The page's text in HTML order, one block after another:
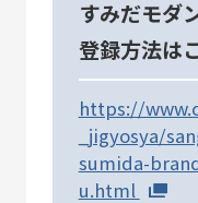
すみだモダ
登録方法は
https://
_jigyosya/
sumida-
u.html